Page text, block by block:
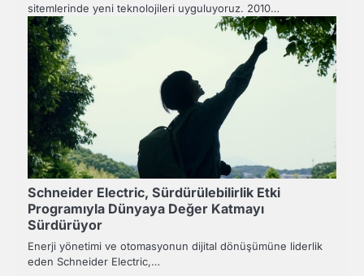
sitemlerinde yeni teknolojileri uyguluyoruz. 2010…
Schneider Electric, Sürdürülebilirlik Etki
Programıyla Dünyaya Değer Katmayı
Sürdürüyor
Enerji yönetimi ve otomasyonun dijital dönüşümüne liderlik
eden Schneider Electric,…